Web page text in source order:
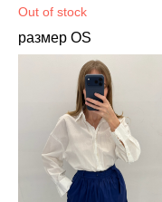
Out of stock
размер OS